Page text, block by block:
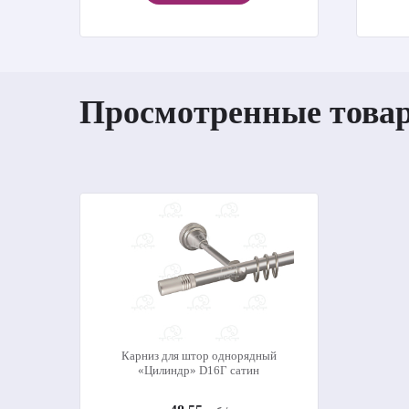
Просмотренные
Карниз для штор однорядный
«Цилиндр» D16Г сатин